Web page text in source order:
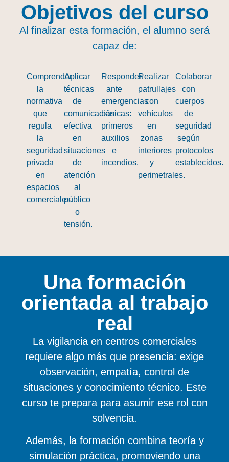
Objetivos del curso
Al finalizar esta formación, el alumno será
capaz de:
Comprender
la
normativa
que
regula
la
seguridad
privada
en
espacios
comerciales.
Aplicar
técnicas
de
comunicación
efectiva
en
situaciones
de
atención
al
público
o
tensión.
Responder
ante
emergencias
básicas:
primeros
auxilios
e
incendios.
Realizar
patrullajes
con
vehículos
en
zonas
interiores
y
perimetrales.
Colaborar
con
cuerpos
de
seguridad
según
protocolos
establecidos.
Una formación
orientada al trabajo
real
La vigilancia en centros comerciales
requiere algo más que presencia: exige
observación, empatía, control de
situaciones y conocimiento técnico. Este
curso te prepara para asumir ese rol con
solvencia.
Además, la formación combina teoría y
simulación práctica, promoviendo una